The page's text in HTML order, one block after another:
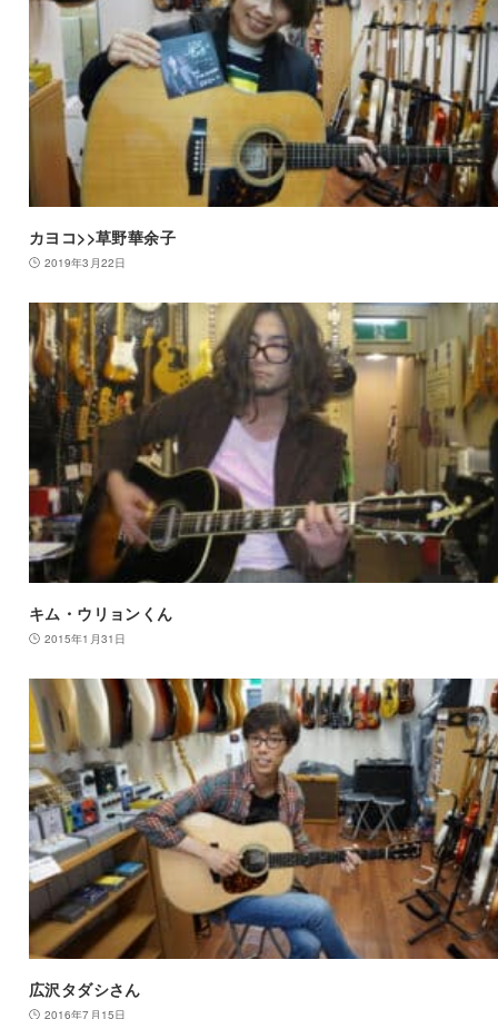
カヨコ>>草野華余子
2019年3月22日
キム・ウリョンくん
2015年1月31日
広沢タダシさん
2016年7月15日